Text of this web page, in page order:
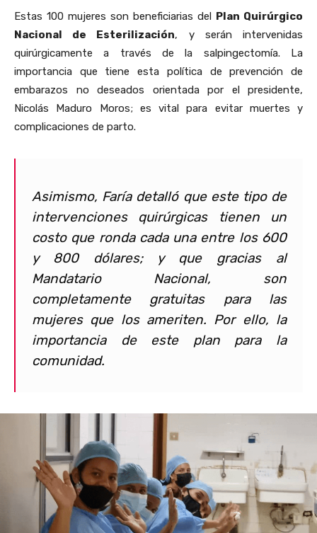
Estas 100 mujeres son beneficiarias del Plan Quirúrgico
Nacional de Esterilización, y serán intervenidas
quirúrgicamente a través de la salpingectomía. La
importancia que tiene esta política de prevención de
embarazos no deseados orientada por el presidente,
Nicolás Maduro Moros; es vital para evitar muertes y
complicaciones de parto.
Asimismo, Faría detalló que este tipo de
intervenciones quirúrgicas tienen un
costo que ronda cada una entre los 600
y 800 dólares; y que gracias al
Mandatario Nacional, son
completamente gratuitas para las
mujeres que los ameriten. Por ello, la
importancia de este plan para la
comunidad.